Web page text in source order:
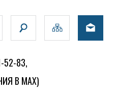
52-83,
В MAX)